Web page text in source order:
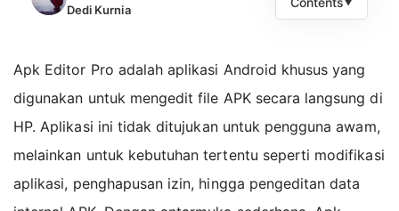
Dedi Kurnia
Apk Editor Pro adalah aplikasi Android khusus yang
digunakan untuk mengedit file APK secara langsung di
HP. Aplikasi ini tidak ditujukan untuk pengguna awam,
melainkan untuk kebutuhan tertentu seperti modifikasi
aplikasi, penghapusan izin, hingga pengeditan data